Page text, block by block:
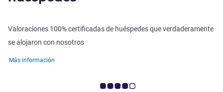
Valoraciones 100% certificadas de huéspedes que verdaderamente
se alojaron con nosotros
Más información